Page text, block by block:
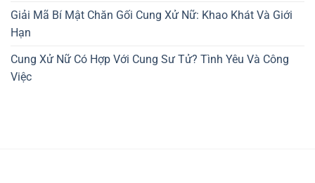
Giải Mã Bí Mật Chăn Gối Cung Xử Nữ: Khao Khát Và Giới
Hạn
Cung Xử Nữ Có Hợp Với Cung Sư Tử? Tình Yêu Và Công
Việc